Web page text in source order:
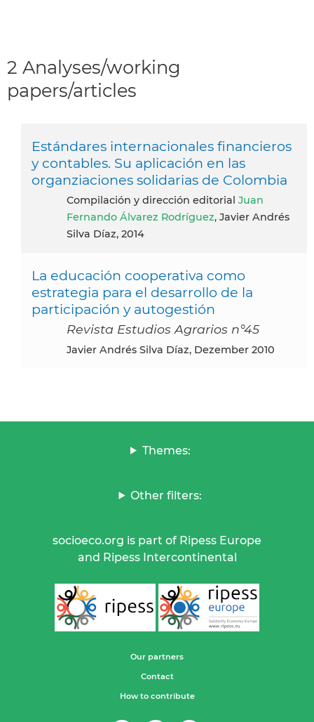
2 Analyses/working
papers/articles
Estándares internacionales financieros
y contables. Su aplicación en las
organziaciones solidarias de Colombia
Compilación y dirección editorial Juan
Fernando Álvarez Rodríguez, Javier Andrés
Silva Díaz, 2014
La educación cooperativa como
estrategia para el desarrollo de la
participación y autogestión
Revista Estudios Agrarios n°45
Javier Andrés Silva Díaz, Dezember 2010
Themes:
Other filters:
socioeco.org is part of Ripess Europe
and Ripess Intercontinental
Our partners
Contact
How to contribute